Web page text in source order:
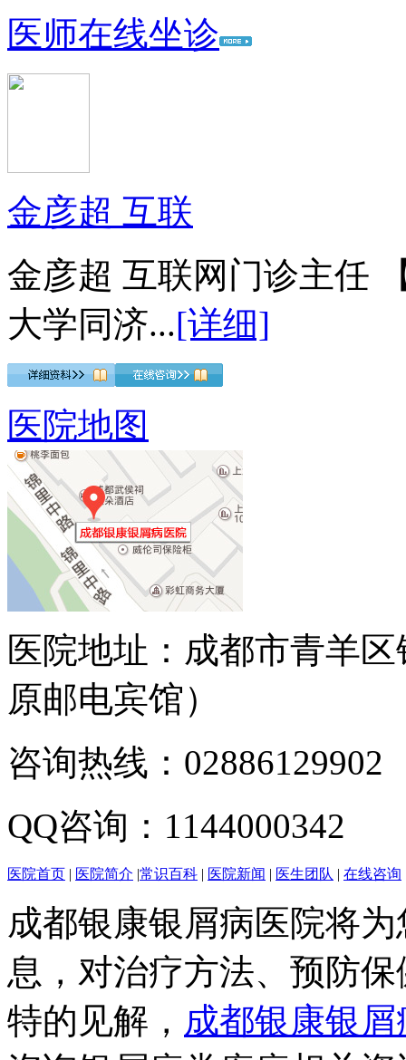
医师在线坐诊
金彦超 互联
金彦超 互联网门诊主任
大学同济...[详细]
医院地图
医院地址：成都市青羊
原邮电宾馆）
咨询热线：02886129902
QQ咨询：1144000342
医院首页 | 医院简介 |常识百科 | 医院新闻 | 医生团队 | 在线咨询
成都银康银屑病医院将
息，对治疗方法、预防
特的见解， 成都银康银